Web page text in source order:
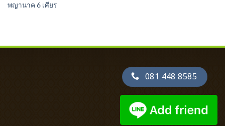
พญานาค 6 เศียร
081 448 8585